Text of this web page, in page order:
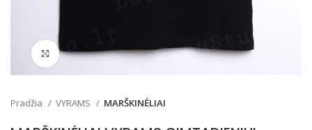
Padidinti
Pradžia VYRAMS MARŠKINĖLIAI